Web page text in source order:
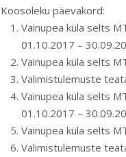
Koosoleku päevakord:
Vainupea küla selts
01.10.2017 –
Vainupea küla selts
Valimistulemuste
Vainupea küla selts
01.10.2017 –
Vainupea küla selts
Valimistulemuste